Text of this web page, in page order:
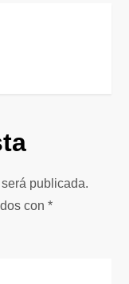
publicada.
con*